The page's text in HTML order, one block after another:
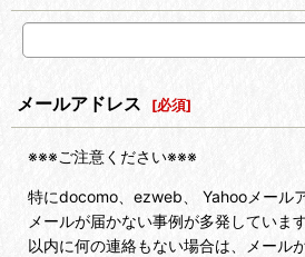
メールアドレス [必須]
※※※ご注意ください※※※
特にdocomo、ezweb、 Yahooメール
メールが届かない事例が多発していま
以内に何の連絡もない場合は、メール